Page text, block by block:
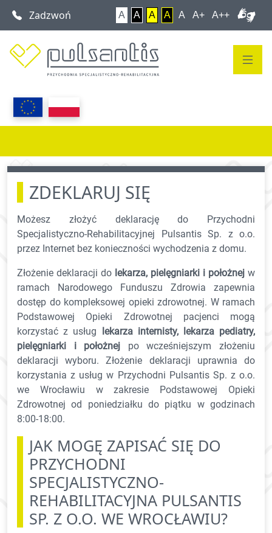
Zadzwoń A A A A A A+ A++
ZDEKLARUJ SIĘ
Możesz złożyć deklarację do Przychodni
Specjalistyczno-Rehabilitacyjnej Pulsantis Sp. z o.o.
przez Internet bez konieczności wychodzenia z domu.
Złożenie deklaracji do lekarza, pielęgniarki i położnej w
ramach Narodowego Funduszu Zdrowia zapewnia
dostęp do kompleksowej opieki zdrowotnej. W ramach
Podstawowej Opieki Zdrowotnej pacjenci mogą
korzystać z usług lekarza internisty, lekarza pediatry,
pielęgniarki i położnej po wcześniejszym złożeniu
deklaracji wyboru. Złożenie deklaracji uprawnia do
korzystania z usług w Przychodni Pulsantis Sp. z o.o.
we Wrocławiu w zakresie Podstawowej Opieki
Zdrowotnej od poniedziałku do piątku w godzinach
8:00-18:00.
JAK MOGĘ ZAPISAĆ SIĘ DO
PRZYCHODNI
SPECJALISTYCZNO-
REHABILITACYJNA PULSANTIS
SP. Z O.O. WE WROCŁAWIU?